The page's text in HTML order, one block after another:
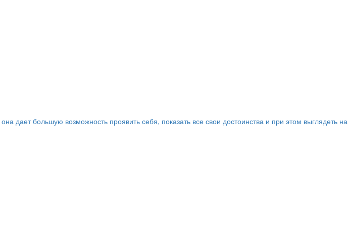
дает большую возможность проявить себя, показать все свои достоинства и при этом выглядеть на